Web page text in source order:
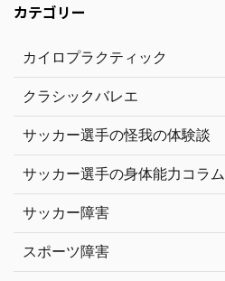
カテゴリー
カイロプラクティック
クラシックバレエ
サッカー選手の怪我の体験談
サッカー選手の身体能力コラム
サッカー障害
スポーツ障害